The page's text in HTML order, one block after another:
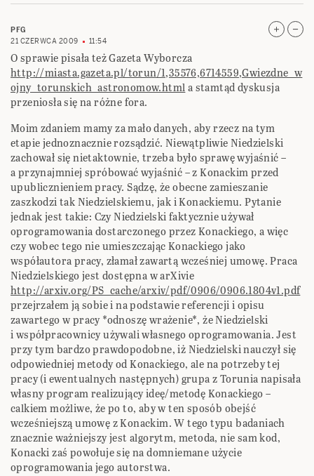
PFG
21 CZERWCA 2009
11:54
O sprawie pisała też Gazeta Wyborcza
http://miasta.gazeta.pl/torun/1,35576,6714559,Gwiezdne_w
ojny_torunskich_astronomow.htmla stamtąd dyskusja
przeniosła się na różne fora.
Moim zdaniem mamy za mało danych, aby rzecz na tym
etapie jednoznacznie rozsądzić. Niewątpliwie Niedzielski
zachował się nietaktownie, trzeba było sprawę wyjaśnić –
a przynajmniej spróbować wyjaśnić – z Konackim przed
upublicznieniem pracy. Sądzę, że obecne zamieszanie
zaszkodzi tak Niedzielskiemu, jak i Konackiemu. Pytanie
jednak jest takie: Czy Niedzielski faktycznie używał
oprogramowania dostarczonego przez Konackiego, a więc
czy wobec tego nie umieszczając Konackiego jako
współautora pracy, złamał zawartą wcześniej umowę. Praca
Niedzielskiego jest dostępna w arXivie
http://arxiv.org/PS_cache/arxiv/pdf/0906/0906.1804v1.pdf
przejrzałem ją sobie i na podstawie referencji i opisu
zawartego w pracy *odnoszę wrażenie*, że Niedzielski
i współpracownicy używali własnego oprogramowania. Jest
przy tym bardzo prawdopodobne, iż Niedzielski nauczył się
odpowiedniej metody od Konackiego, ale na potrzeby tej
pracy (i ewentualnych następnych) grupa z Torunia napisała
własny program realizujący ideę/metodę Konackiego –
calkiem możliwe, że po to, aby w ten sposób obejść
wcześniejszą umowę z Konackim. W tego typu badaniach
znacznie ważniejszy jest algorytm, metoda, nie sam kod,
Konacki zaś powołuje się na domniemane użycie
oprogramowania jego autorstwa.